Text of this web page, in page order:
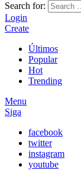
Search for:
Login
Create
Últimos
Popular
Hot
Trending
Menu
Siga
facebook
twitter
instagram
youtube